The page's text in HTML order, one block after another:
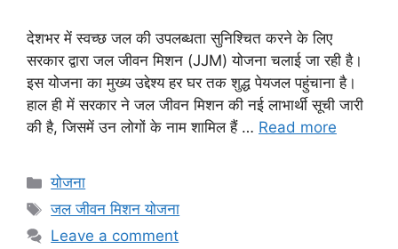
देशभर में स्वच्छ जल की उपलब्धता सुनिश्चित करने के लिए
सरकार द्वारा जल जीवन मिशन (JJM) योजना चलाई जा रही है।
इस योजना का मुख्य उद्देश्य हर घर तक शुद्ध पेयजल पहुंचाना है।
हाल ही में सरकार ने जल जीवन मिशन की नई लाभार्थी सूची जारी
की है, जिसमें उन लोगों के नाम शामिल हैं … Read more
Categories
योजना
Tags
जल जीवन मिशन योजना
Leave a comment